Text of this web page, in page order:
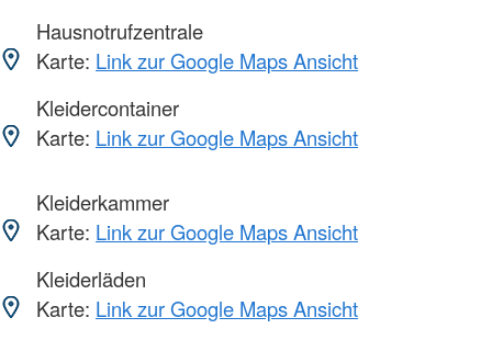
Hausnotrufzentrale
Karte: Link zur Google Maps Ansicht
Kleidercontainer
Karte: Link zur Google Maps Ansicht
Kleiderkammer
Karte: Link zur Google Maps Ansicht
Kleiderläden
Karte: Link zur Google Maps Ansicht